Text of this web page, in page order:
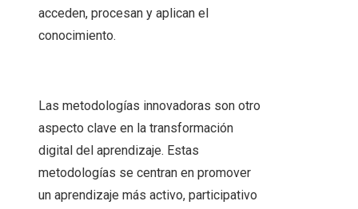
acceden, procesan y aplican el
conocimiento.
Las metodologías innovadoras son otro
aspecto clave en la transformación
digital del aprendizaje. Estas
metodologías se centran en promover
un aprendizaje más activo, participativo